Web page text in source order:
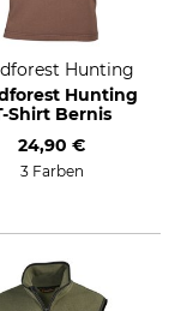
Hunting
Hunting
Shirt Bernis
24,90 €
3 Farben